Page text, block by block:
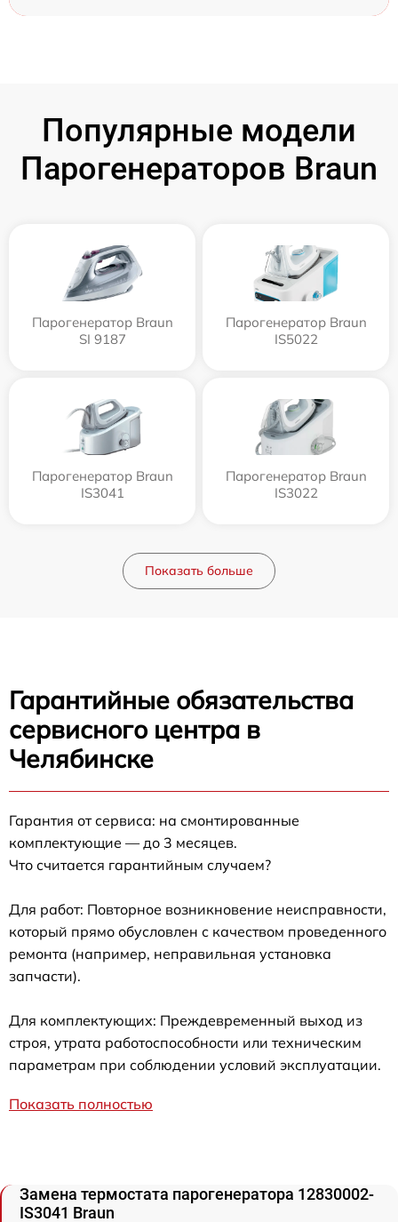
Популярные модели
Парогенераторов Braun
Парогенератор Braun
SI 9187
Парогенератор Braun
IS5022
Парогенератор Braun
IS3041
Парогенератор Braun
IS3022
Показать больше
Гарантийные обязательства
сервисного центра в
Челябинске
Гарантия от сервиса: на смонтированные
комплектующие — до 3 месяцев.
Что считается гарантийным случаем?
Для работ: Повторное возникновение неисправности,
который прямо обусловлен с качеством проведенного
ремонта (например, неправильная установка
запчасти).
Для комплектующих: Преждевременный выход из
строя, утрата работоспособности или техническим
параметрам при соблюдении условий эксплуатации.
Показать полностью
Замена термостата парогенератора 12830002-
IS3041 Braun